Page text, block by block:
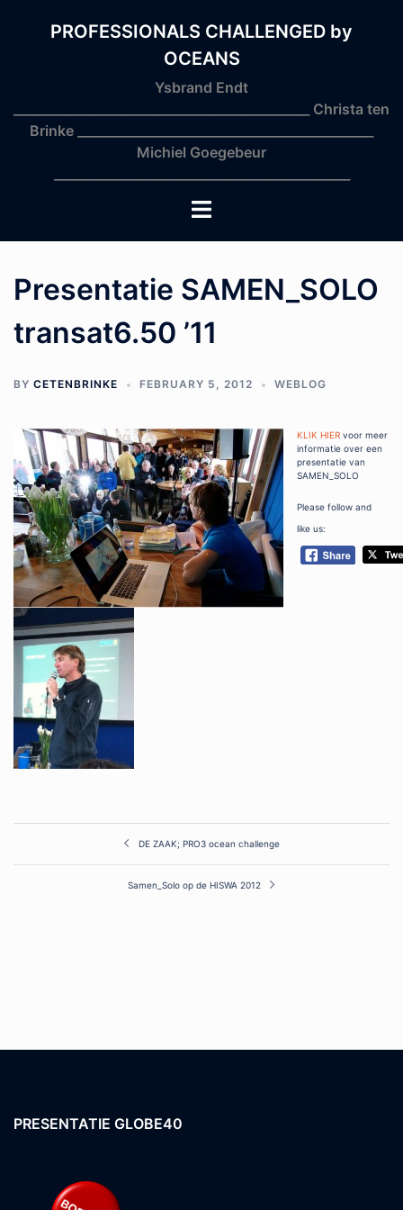
PROFESSIONALS CHALLENGED by
OCEANS
Ysbrand Endt
_______________________________________________ Christa ten
Brinke _______________________________________________
Michiel Goegebeur
Toggle
menu
Presentatie SAMEN_SOLO
transat6.50 ’11
BY CETENBRINKE FEBRUARY 5, 2012 WEBLOG
KLIK HIER voor meer
informatie over een
presentatie van
SAMEN_SOLO
Please follow and
like us:
navigation
DE ZAAK; PRO3 ocean challenge
Samen_Solo op de HISWA 2012
PRESENTATIE GLOBE40